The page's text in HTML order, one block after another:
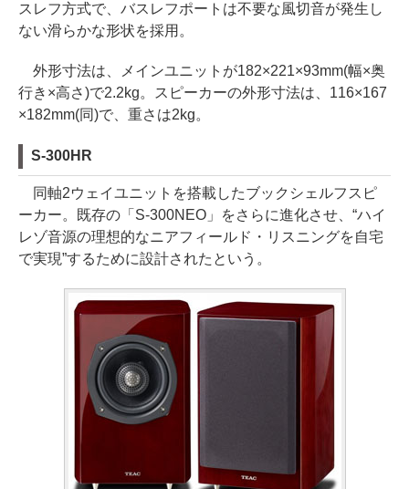
スレフ方式で、バスレフポートは不要な風切音が発生し
ない滑らかな形状を採用。
外形寸法は、メインユニットが182×221×93mm(幅×奥
行き×高さ)で2.2kg。スピーカーの外形寸法は、116×167
×182mm(同)で、重さは2kg。
S-300HR
同軸2ウェイユニットを搭載したブックシェルフスピ
ーカー。既存の「S-300NEO」をさらに進化させ、“ハイ
レゾ音源の理想的なニアフィールド・リスニングを自宅
で実現”するために設計されたという。